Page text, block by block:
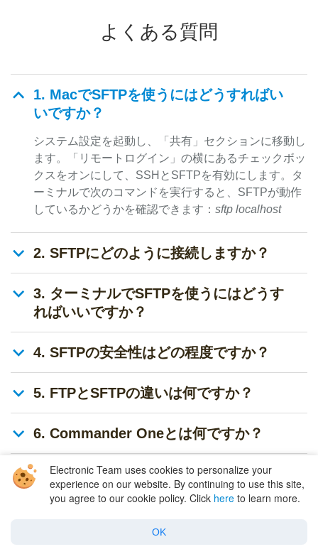
Electronic Team uses cookies to personalize your
experience on our website. By continuing to use this site,
you agree to our cookie policy. Click here to learn more.
OK
よくある質問
1. MacでSFTPを使うにはどうすればい
いですか？
システム設定を起動し、「共有」セクションに移動し
ます。「リモートログイン」の横にあるチェックボッ
クスをオンにして、SSHとSFTPを有効にします。タ
ーミナルで次のコマンドを実行すると、SFTPが動作
しているかどうかを確認できます： sftp localhost
2. SFTPにどのように接続しますか？
3. ターミナルでSFTPを使うにはどうす
ればいいですか？
4. SFTPの安全性はどの程度ですか？
5. FTPとSFTPの違いは何ですか？
6. Commander Oneとは何ですか？